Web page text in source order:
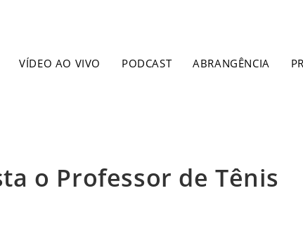
VÍDEO AO VIVO PODCAST ABRANGÊNCIA
o Professor de Tênis